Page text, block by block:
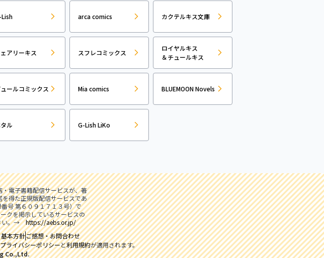
arca comics カクテルキス文庫
アリーキス スフレコミックス
ロイヤルキス
＆チュールキス
ールコミックス Mia comics BLUEMOON Novels
ル G-Lish LiKo
電子書籍配信サービスが、著
得た正規版配信サービスであ
号 第６０９１７１３号）で
クを掲示しているサービスの
さい。→https://aebs.or.jp/
本方針ご感想・お問合わせ
プライバシーポリシーと利用規約が適用されます。
Co.,Ltd.